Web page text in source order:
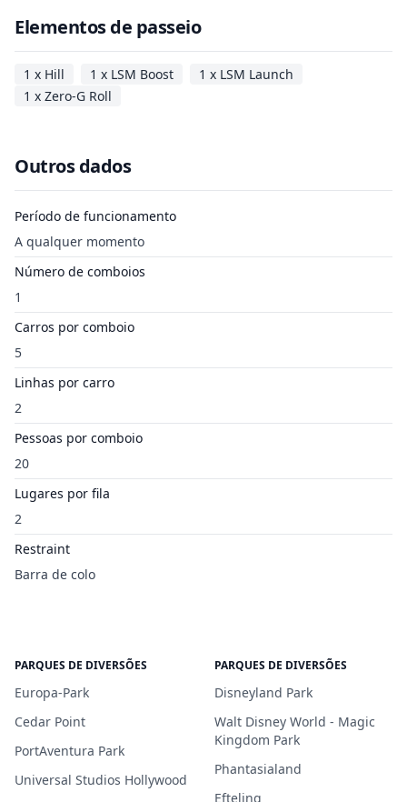
Elementos de passeio
1 x Hill 1 x LSM Boost
1 x LSM Launch
1 x Zero-G Roll
Outros dados
Período de funcionamento
A qualquer momento
Número de comboios
1
Carros por comboio
5
Linhas por carro
2
Pessoas por comboio
20
Lugares por fila
2
Restraint
Barra de colo
PARQUES DE DIVERSÕES
Europa-Park
Cedar Point
PortAventura Park
Universal Studios Hollywood
PARQUES DE DIVERSÕES
Disneyland Park
Walt Disney World - Magic
Kingdom Park
Phantasialand
Efteling